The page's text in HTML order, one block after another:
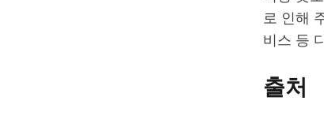
로 인해
비스 등
출처